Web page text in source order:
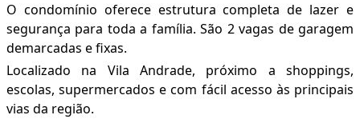
O condomínio oferece estrutura completa de lazer e
segurança para toda a família. São 2 vagas de garagem
demarcadas e fixas.
Localizado na Vila Andrade, próximo a shoppings,
escolas, supermercados e com fácil acesso às principais
vias da região.